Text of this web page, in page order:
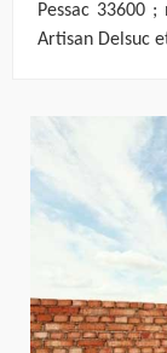
Pessac 33600
Artisan Delsuc